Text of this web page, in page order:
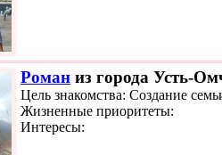
Роман из города Усть-
Цель знакомства: Создание
Жизненные приоритеты:
Интересы: